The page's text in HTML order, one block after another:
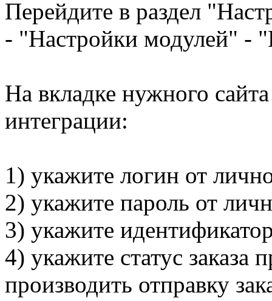
Перейдите в раздел
- "Настройки модулей" -
На вкладке нужного
интеграции:
1) укажите логин от
2) укажите пароль от
3) укажите
4) укажите статус заказа
производить отправку